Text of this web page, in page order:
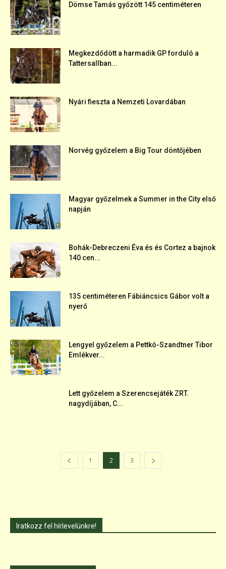
Dömse Tamás győzött 145 centiméteren
Megkezdődött a harmadik GP forduló a
Tattersallban...
Nyári fieszta a Nemzeti Lovardában
Norvég győzelem a Big Tour döntőjében
Magyar győzelmek a Summer in the City első
napján
Bohák-Debreczeni Éva és és Cortez a bajnok
140 cen...
135 centiméteren Fábiáncsics Gábor volt a
nyerő
Lengyel győzelem a Pettkó-Szandtner Tibor
Emlékver...
Lett győzelem a Szerencsejáték ZRT.
nagydíjában, C...
1 2 3
Iratkozz fel hírlevelünkre!